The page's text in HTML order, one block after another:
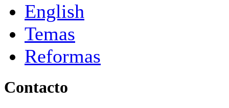
English
Temas
Reformas
Contacto